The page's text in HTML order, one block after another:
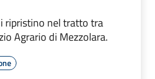
ripristino nel tratto tra
Agrario di Mezzolara.